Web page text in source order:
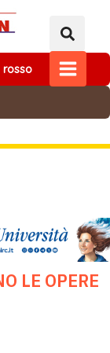
MAIN
LE OPERE